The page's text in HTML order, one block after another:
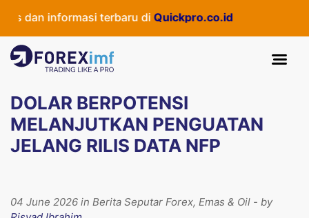
dan informasi terbaru di Quickpro.co.id
DOLAR BERPOTENSI
MELANJUTKAN PENGUATAN
JELANG RILIS DATA NFP
04 June 2026 in Berita Seputar Forex, Emas & Oil - by